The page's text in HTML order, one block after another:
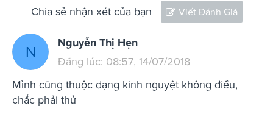
Chia sẻ nhận xét của bạn Viết Đánh Giá
N
Nguyễn Thị Hẹn
Đăng lúc: 08:57, 14/07/2018
Mình cũng thuộc dạng kinh nguyệt không điều,
chắc phải thử